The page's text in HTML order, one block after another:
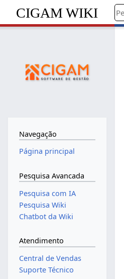
CIGAM WIKI
Navegação
Página principal
Pesquisa Avancada
Pesquisa com IA
Pesquisa Wiki
Chatbot da Wiki
Atendimento
Central de Vendas
Suporte Técnico